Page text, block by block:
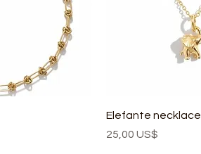
Elefante necklace
Precio
25,00 US$